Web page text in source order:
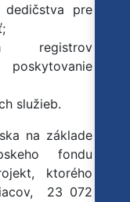
dedičstva pre
registrov
služieb.
na základe
fondu
ktorého
23 072